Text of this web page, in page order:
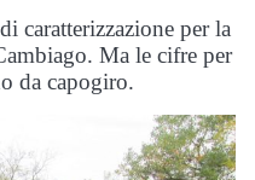
caratterizzazione per la
Ma le cifre per
da capogiro.